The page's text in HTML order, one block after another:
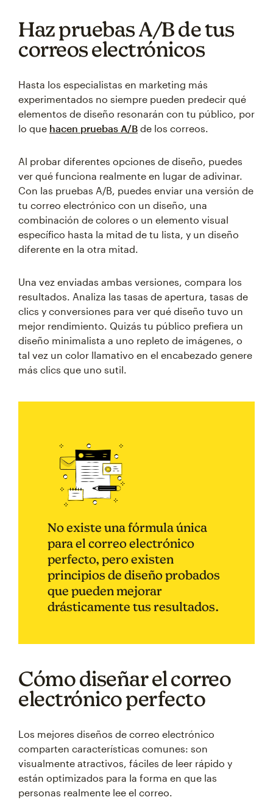
Haz pruebas A/B de tus
correos electrónicos
Hasta los especialistas en marketing más
experimentados no siempre pueden predecir qué
elementos de diseño resonarán con tu público, por
lo que hacen pruebas A/B de los correos.
Al probar diferentes opciones de diseño, puedes
ver qué funciona realmente en lugar de adivinar.
Con las pruebas A/B, puedes enviar una versión de
tu correo electrónico con un diseño, una
combinación de colores o un elemento visual
específico hasta la mitad de tu lista, y un diseño
diferente en la otra mitad.
Una vez enviadas ambas versiones, compara los
resultados. Analiza las tasas de apertura, tasas de
clics y conversiones para ver qué diseño tuvo un
mejor rendimiento. Quizás tu público prefiera un
diseño minimalista a uno repleto de imágenes, o
tal vez un color llamativo en el encabezado genere
más clics que uno sutil.
No existe una fórmula única
para el correo electrónico
perfecto, pero existen
principios de diseño probados
que pueden mejorar
drásticamente tus resultados.
Cómo diseñar el correo
electrónico perfecto
Los mejores diseños de correo electrónico
comparten características comunes: son
visualmente atractivos, fáciles de leer rápido y
están optimizados para la forma en que las
personas realmente lee el correo.